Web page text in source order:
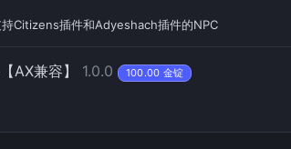
Citizens插件和Adyeshach插件的NPC
AX兼容】 1.0.0 100.00 金锭